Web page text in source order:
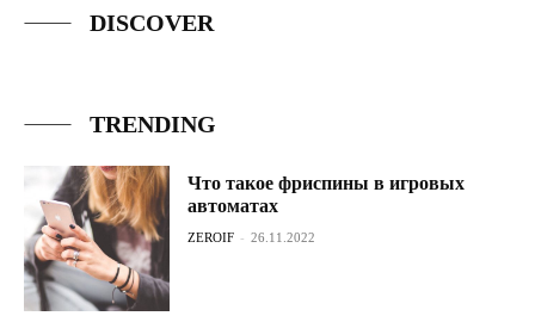
DISCOVER
TRENDING
Что такое фриспины в игровых
автоматах
ZEROIF - 26.11.2022